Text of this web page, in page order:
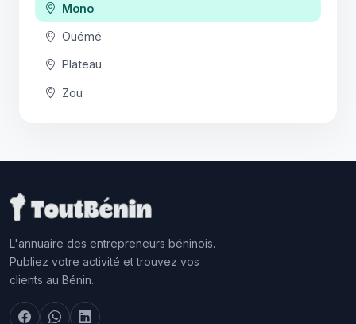
Mono
Ouémé
Plateau
Zou
L'annuaire des entrepreneurs béninois.
Publiez votre activité et trouvez vos
clients au Bénin.